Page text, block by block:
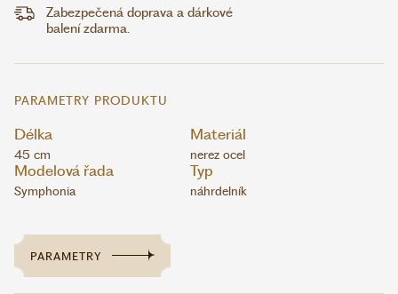
Zabezpečená doprava a dárkové
balení zdarma.
PARAMETRY PRODUKTU
Délka
45 cm
Materiál
nerez ocel
Modelová řada
Symphonia
Typ
náhrdelník
PARAMETRY